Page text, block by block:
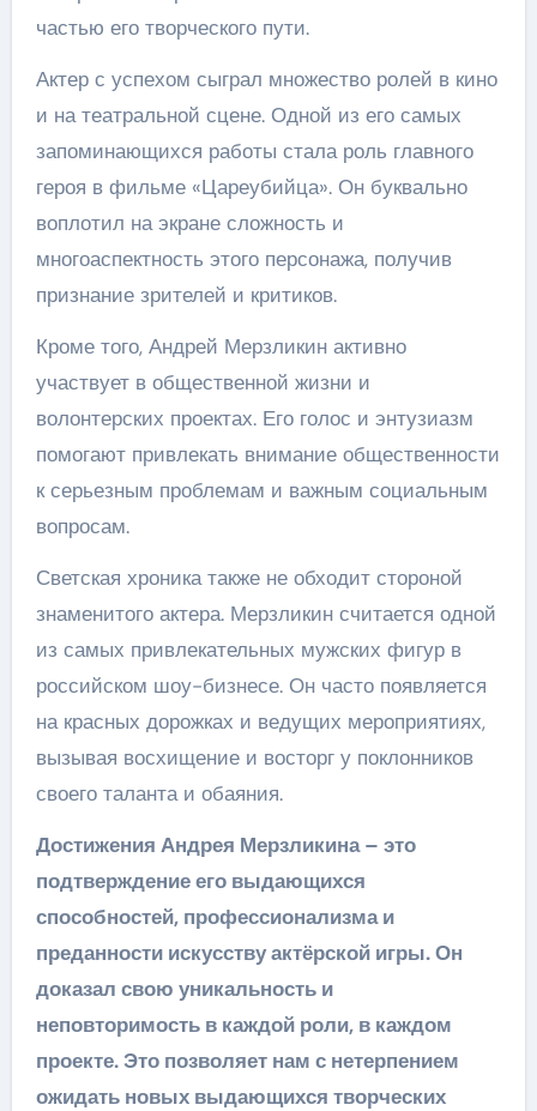
частью его творческого пути.
Актер с успехом сыграл множество ролей в кино
и на театральной сцене. Одной из его самых
запоминающихся работы стала роль главного
героя в фильме «Цареубийца». Он буквально
воплотил на экране сложность и
многоаспектность этого персонажа, получив
признание зрителей и критиков.
Кроме того, Андрей Мерзликин активно
участвует в общественной жизни и
волонтерских проектах. Его голос и энтузиазм
помогают привлекать внимание общественности
к серьезным проблемам и важным социальным
вопросам.
Светская хроника также не обходит стороной
знаменитого актера. Мерзликин считается одной
из самых привлекательных мужских фигур в
российском шоу-бизнесе. Он часто появляется
на красных дорожках и ведущих мероприятиях,
вызывая восхищение и восторг у поклонников
своего таланта и обаяния.
Достижения Андрея Мерзликина – это
подтверждение его выдающихся
способностей, профессионализма и
преданности искусству актёрской игры. Он
доказал свою уникальность и
неповторимость в каждой роли, в каждом
проекте. Это позволяет нам с нетерпением
ожидать новых выдающихся творческих